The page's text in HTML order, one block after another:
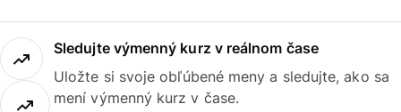
Sledujte výmenný kurz v reálnom čase
Uložte si svoje obľúbené meny a sledujte, ako sa
mení výmenný kurz v čase.